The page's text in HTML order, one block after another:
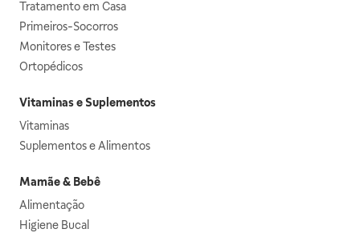
Tratamento em Casa
Primeiros-Socorros
Monitores e Testes
Ortopédicos
Vitaminas e Suplementos
Vitaminas
Suplementos e Alimentos
Mamãe & Bebê
Alimentação
Higiene Bucal